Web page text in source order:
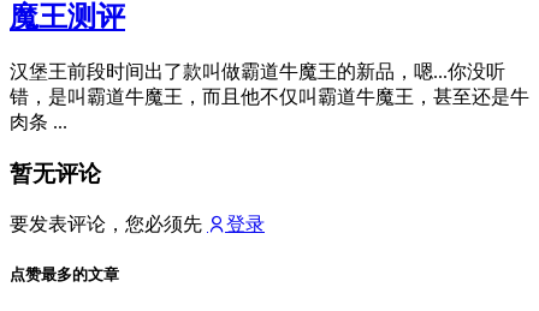
魔王测评
汉堡王前段时间出了款叫做霸道牛魔王的新品，嗯...你没听
错，是叫霸道牛魔王，而且他不仅叫霸道牛魔王，甚至还是牛
肉条 ...
暂无评论
要发表评论，您必须先 登录
点赞最多的文章